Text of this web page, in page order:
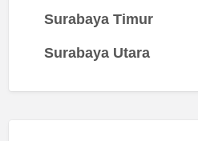
Surabaya Timur
Surabaya Utara